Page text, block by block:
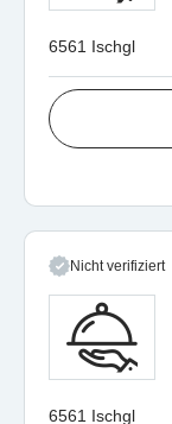
6561 Ischgl
Nicht verifiziert
6561 Ischgl